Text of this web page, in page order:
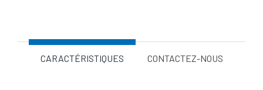
CARACTÉRISTIQUES CONTACTEZ-NOUS